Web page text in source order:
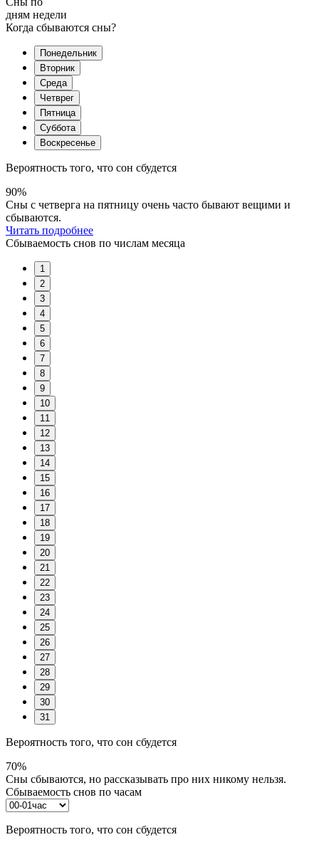
дням недели
Когда сбываются сны?
Понедельник
Вторник
Среда
Четврег
Пятница
Суббота
Воскресенье
Вероятность того, что сон сбудется
90%
Сны с четверга на пятницу очень часто бывают вещими и
сбываются.
Читать подробнее
Сбываемость снов по числам месяца
1
2
3
4
5
6
7
8
9
10
11
12
13
14
15
16
17
18
19
20
21
22
23
24
25
26
27
28
29
30
31
Вероятность того, что сон сбудется
70%
Сны сбываются, но рассказывать про них никому нельзя.
Сбываемость снов по часам
Вероятность того, что сон сбудется